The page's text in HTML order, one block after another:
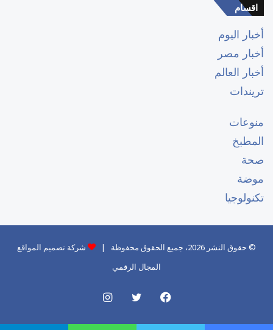
اقسام
أخبار اليوم
أخبار مصر
أخبار العالم
تريندات
منوعات
المطبخ
صحة
موضة
تكنولوجيا
© حقوق النشر 2026، جميع الحقوق محفوظة |
شركة تصميم المواقع
المجال الرقمي
فيسبوك تويتر انستقرام